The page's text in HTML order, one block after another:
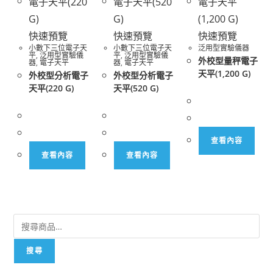
快速預覽
小數下三位電子天
平,泛用型實驗儀
器, 電子天平
外校型分析電子
天平(220 G)
查看內容
快速預覽
小數下三位電子天
平, 泛用型實驗儀
器, 電子天平
外校型分析電子
天平(520 G)
查看內容
快速預覽
泛用型實驗儀器
外校型量秤電子
天平(1,200 G)
查看內容
搜尋